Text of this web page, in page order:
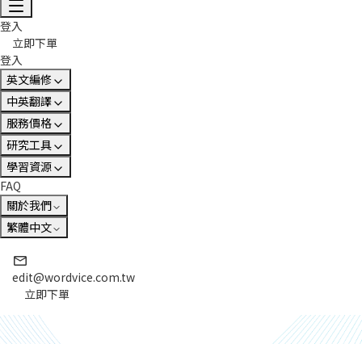
登入
立即下單
登入
英文編修
中英翻譯
服務價格
研究工具
學習資源
FAQ
關於我們
繁體中文
edit@wordvice.com.tw
立即下單